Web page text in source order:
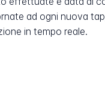
ad ogni nuova
in tempo reale.